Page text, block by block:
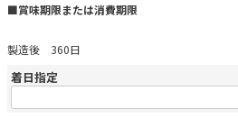
■賞味期限または消費期限
製造後 360日
着日指定